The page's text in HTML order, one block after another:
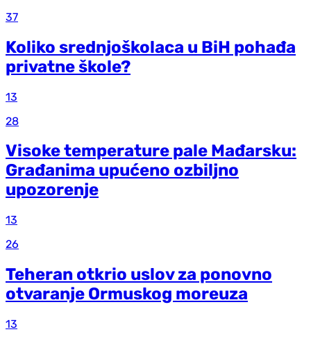
37
Koliko srednjoškolaca u BiH pohađa
privatne škole?
13
28
Visoke temperature pale Mađarsku:
Građanima upućeno ozbiljno
upozorenje
13
26
Teheran otkrio uslov za ponovno
otvaranje Ormuskog moreuza
13